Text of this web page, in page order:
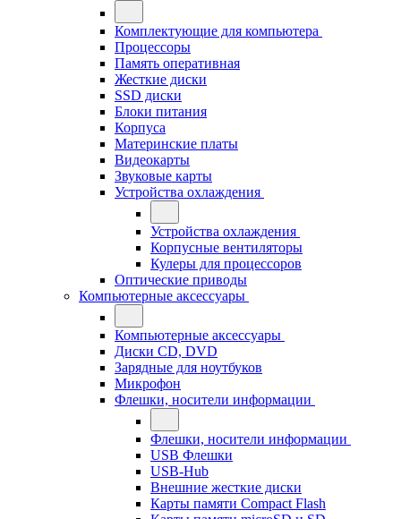
Комплектующие для компьютера
Процессоры
Память оперативная
Жесткие диски
SSD диски
Блоки питания
Корпуса
Материнские платы
Видеокарты
Звуковые карты
Устройства охлаждения
Устройства охлаждения
Корпусные вентиляторы
Кулеры для процессоров
Оптические приводы
Компьютерные аксессуары
Компьютерные аксессуары
Диски CD, DVD
Зарядные для ноутбуков
Микрофон
Флешки, носители информации
Флешки, носители информации
USB Флешки
USB-Hub
Внешние жесткие диски
Карты памяти Compact Flash